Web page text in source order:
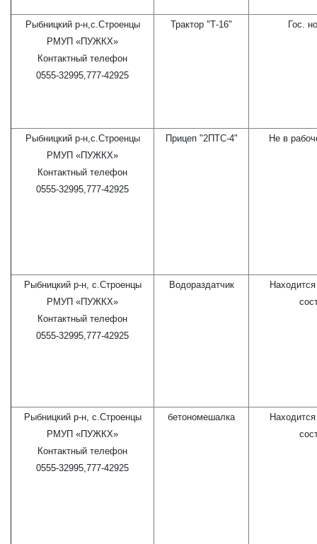
Рыбницкий р-н,с.Строенцы
РМУП «ПУЖКХ»
Контактный телефон
0555-32995,777-42925
Трактор "Т-16" Гос.
Рыбницкий р-н,с.Строенцы
РМУП «ПУЖКХ»
Контактный телефон
0555-32995,777-42925
Прицеп "2ПТС-4" Не в
Рыбницкий р-н, с.Строенцы
РМУП «ПУЖКХ»
Контактный телефон
0555-32995,777-42925
Водораздатчик
Рыбницкий р-н, с.Строенцы
РМУП «ПУЖКХ»
Контактный телефон
0555-32995,777-42925
бетономешалка